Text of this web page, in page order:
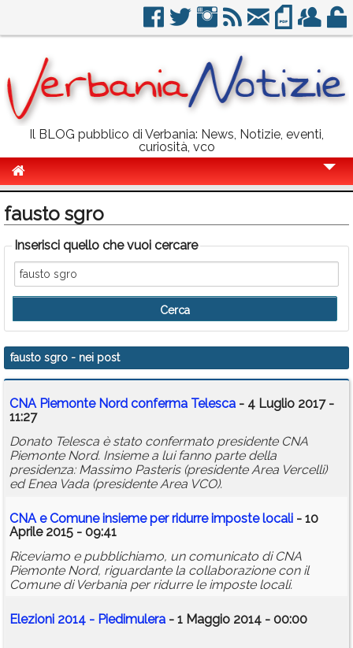
Il BLOG pubblico di Verbania: News, Notizie, eventi,
curiosità, vco
Politica
Sport
Eventi
Info Utili
Rubriche
Calendario
Annunci
fausto sgro
Inserisci quello che vuoi cercare
fausto sgro - nei post
CNA Piemonte Nord conferma Telesca - 4 Luglio 2017 -
11:27
Donato Telesca è stato confermato presidente CNA
Piemonte Nord. Insieme a lui fanno parte della
presidenza: Massimo Pasteris (presidente Area Vercelli)
ed Enea Vada (presidente Area VCO).
CNA e Comune insieme per ridurre imposte locali - 10
Aprile 2015 - 09:41
Riceviamo e pubblichiamo, un comunicato di CNA
Piemonte Nord, riguardante la collaborazione con il
Comune di Verbania per ridurre le imposte locali.
Elezioni 2014 - Piedimulera - 1 Maggio 2014 - 00:00